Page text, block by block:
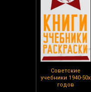
Советские
учебники 1940-50х
годов